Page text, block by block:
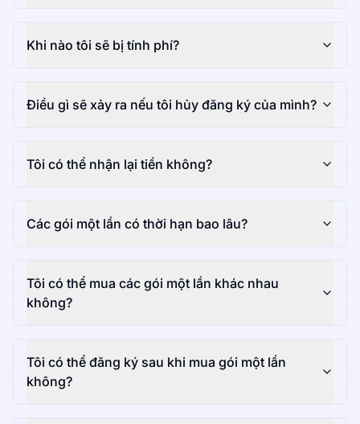
Khi nào tôi sẽ bị tính phí?
Điều gì sẽ xảy ra nếu tôi hủy đăng ký của mình?
Tôi có thể nhận lại tiền không?
Các gói một lần có thời hạn bao lâu?
Tôi có thể mua các gói một lần khác nhau
không?
Tôi có thể đăng ký sau khi mua gói một lần
không?